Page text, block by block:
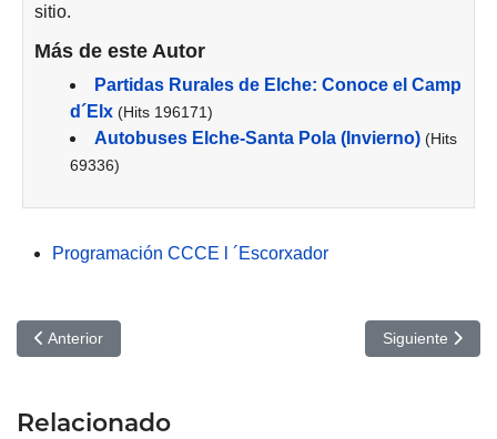
sitio.
Más de este Autor
Partidas Rurales de Elche: Conoce el Camp
d´Elx (Hits 196171)
Autobuses Elche-Santa Pola (Invierno) (Hits
69336)
Programación CCCE l ´Escorxador
Artículo anterior: V Marató de Monolegs 2024: CCCE Escorxador
Anterior Artículo
Siguiente
Relacionado